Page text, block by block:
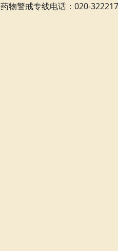
药物警戒专线电话：020-